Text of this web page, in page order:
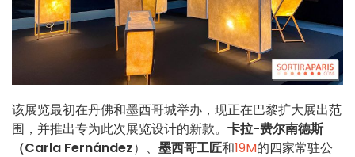
该展览最初在丹佛和墨西哥城举办，现正在巴黎扩大展出范
围，并推出专为此次展览设计的新款。 卡拉-费尔南德斯
（Carla Fernández）、 墨西哥工匠和19M的四家常驻公